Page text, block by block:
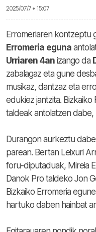
2025/07/7 • 15:07
Erromeriaren kontzeptu
Erromeria eguna
Urriaren 4an izango da
zabalagaz eta gune
musikaz, dantzaz eta
edukiez jantzita.
taldeak antolatzen
Durangon aurkeztu
parean. Bertan Leixuri
foru-diputaduak, Mireia
Danok Pro taldeko Jon
Bizkaiko Erromeria
hartuko daben hainbat